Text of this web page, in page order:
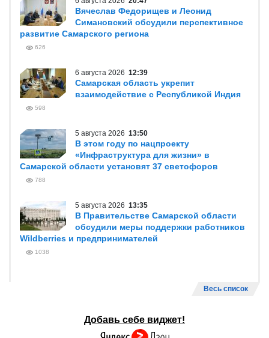
Вячеслав Федорищев и Леонид
Симановский обсудили перспективное
развитие Самарского региона
626
6 августа 2026 12:39
Самарская область укрепит
взаимодействие с Республикой Индия
598
5 августа 2026 13:50
В этом году по нацпроекту
«Инфраструктура для жизни» в
Самарской области установят 37 светофоров
788
5 августа 2026 13:35
В Правительстве Самарской области
обсудили меры поддержки работников
Wildberries и предпринимателей
1038
Весь список
Добавь себе виджет!